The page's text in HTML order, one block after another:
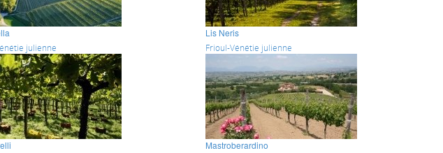
julienne
Lis Neris
Frioul-Vénétie julienne
Mastroberardino